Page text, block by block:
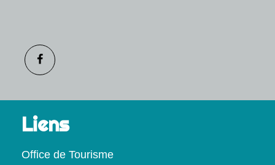
Liens
Office de Tourisme